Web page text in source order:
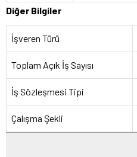
Diğer Bilgiler
İşveren Türü
Toplam Açık İş Sayısı
İş Sözleşmesi Tipi
Çalışma Şekli